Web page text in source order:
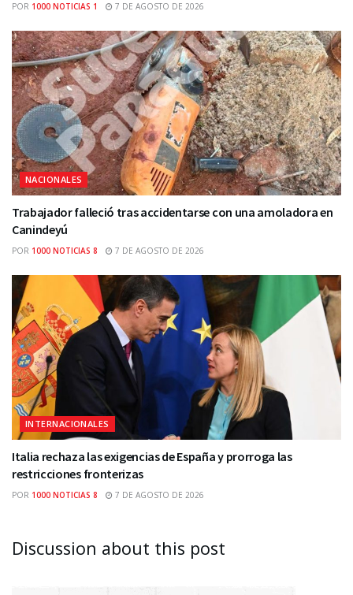
POR 1000 NOTICIAS 1 7 DE AGOSTO DE 2026
NACIONALES
Trabajador falleció tras accidentarse con una amoladora en
Canindeyú
POR 1000 NOTICIAS 8 7 DE AGOSTO DE 2026
INTERNACIONALES
Italia rechaza las exigencias de España y prorroga las
restricciones fronterizas
POR 1000 NOTICIAS 8 7 DE AGOSTO DE 2026
Discussion about this post